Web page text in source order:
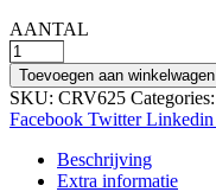
AANTAL
Cyclon
Remvloeistof
DOT
5.1
navulling
625ml
aantal
Toevoegen aan winkelwagen
SKU: CRV625 Categories:
Facebook Twitter Linkedin
Beschrijving
Extra informatie